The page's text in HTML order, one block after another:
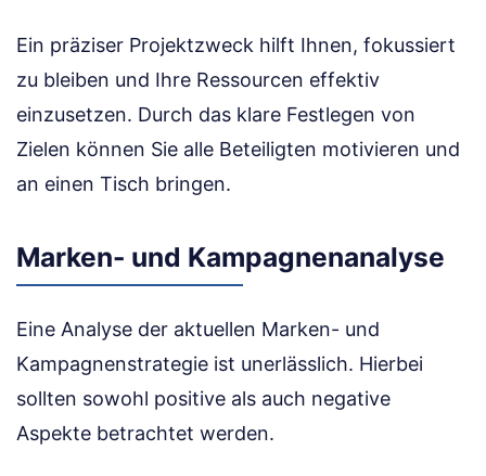
Ein präziser Projektzweck hilft Ihnen, fokussiert
zu bleiben und Ihre Ressourcen effektiv
einzusetzen. Durch das klare Festlegen von
Zielen können Sie alle Beteiligten motivieren und
an einen Tisch bringen.
Marken- und Kampagnenanalyse
Eine Analyse der aktuellen Marken- und
Kampagnenstrategie ist unerlässlich. Hierbei
sollten sowohl positive als auch negative
Aspekte betrachtet werden.